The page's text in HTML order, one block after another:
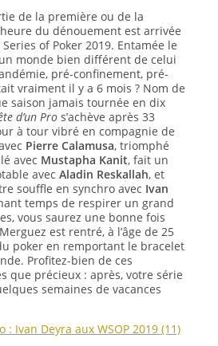
de la première ou de la
du dénouement est arrivée
Series of Poker 2019. Entamée le
monde bien différent de celui
pré-confinement, pré-
vraiment il y a 6 mois ? Nom de
saison jamais tournée en dix
d’un Pro s’achève après 33
à tour vibré en compagnie de
Pierre Calamusa, triomphé
avec Mustapha Kanit, fait un
avecAladin Reskallah, et
souffle en synchro avec Ivan
temps de respirer un grand
vous saurez une bonne fois
est rentré, à l’âge de 25
poker en remportant le bracelet
Profitez-bien de ces
que précieux : après, votre série
semaines de vacances
: Ivan Deyra aux WSOP 2019 (11)